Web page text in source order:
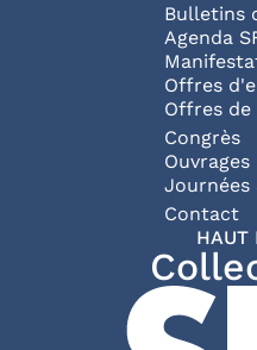
Bulletins
Agenda
Offres
Offres de
Congrès
Ouvrages
Journées
Contact
HAUT